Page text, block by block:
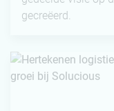
gecreëerd.